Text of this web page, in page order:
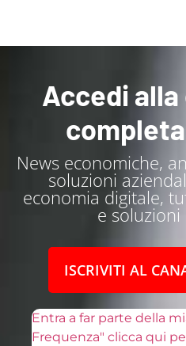
Accedi
News economiche,
soluzioni
economia digitale,
e
ISCRIVITI AL
Entra a far parte della
Frequenza" clicca qui